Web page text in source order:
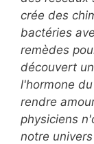
crée des
bactéries
remèdes
découvert
l'hormone
rendre
physiciens
notre